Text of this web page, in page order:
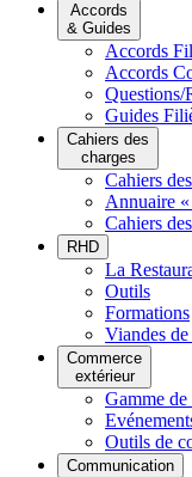
Accords
& Guides
Accords
Accords
Questions/
Guides
Cahiers des
charges
Cahiers
Annuaire
Cahiers
RHD
La
Outils
Formations
Viandes
Commerce
extérieur
Gamme
Outils de
Communication